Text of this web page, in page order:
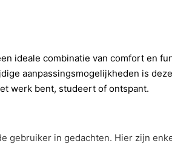
ideale combinatie van comfort en
aanpassingsmogelijkheden is
werk bent, studeert of ontspant.
gebruiker in gedachten. Hier zijn